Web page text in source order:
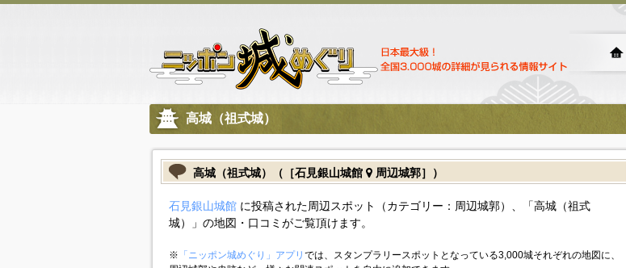
高城（祖式城）
高城（祖式城）（［石見銀山城館 周辺城郭］）
石見銀山城館に投稿された周辺スポット（カテゴリー：周辺城郭）、「高城（祖式
城）」の地図・口コミがご覧頂けます。
※ 「ニッポン城めぐり」アプリ では、スタンプラリースポットとなっている3,000城それぞれの地図に、